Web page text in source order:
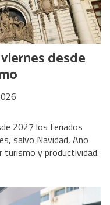
desde
2027 los feriados
salvo Navidad, Año
turismo y productividad.